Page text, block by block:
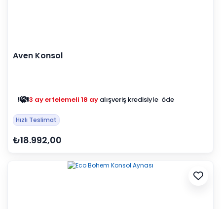
Aven Konsol
3 ay ertelemeli 18 ay alışveriş kredisiyle öde
Hızlı Teslimat
₺18.992,00